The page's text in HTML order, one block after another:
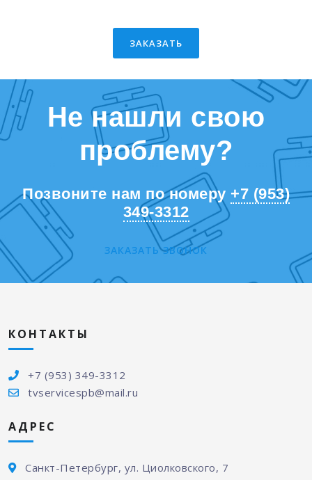
ЗАКАЗАТЬ
Не нашли свою
проблему?
Позвоните нам по номеру +7 (953)
349-3312
ЗАКАЗАТЬ ЗВОНОК
КОНТАКТЫ
+7 (953) 349-3312
tvservicespb@mail.ru
АДРЕС
Санкт-Петербург, ул. Циолковского, 7